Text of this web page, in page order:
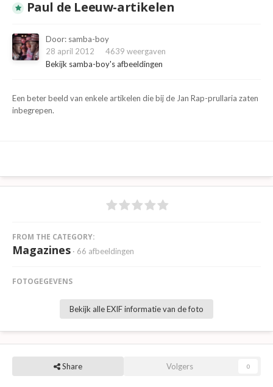
Paul de Leeuw-artikelen
Door: samba-boy
28 april 2012
4639 weergaven
Bekijk samba-boy's afbeeldingen
Een beter beeld van enkele artikelen die bij de Jan Rap-prullaria zaten
inbegrepen.
FROM THE CATEGORY:
Magazines · 66 afbeeldingen
FOTOGEGEVENS
Bekijk alle EXIF informatie van de foto
Share Volgers 0